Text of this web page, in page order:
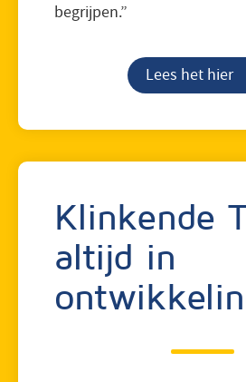
begrijpen.”
Lees het hier
Klinkende
altijd in